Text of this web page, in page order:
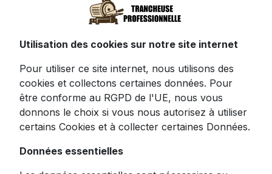
Découvrez la puissance et la précision avec
VEVOR 340W. Cette machine robuste
représente l'alliance parfaite entre
performance industrielle et facilité
d'utilisation pour les professionnels
exigeants.
Équipée d'une lame premium en acier
inoxydable SUS420 de 250mm (10"), cette
Utilisation des cookies sur notre site internet
Pour utiliser ce site internet, nous utilisons des
cookies et collectons certaines données. Pour
être conforme au RGPD de l'UE, nous vous
donnons le choix si vous nous autorisez à utiliser
certains Cookies et à collecter certaines Données.
Données essentielles